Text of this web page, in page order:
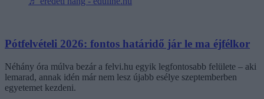
Pótfelvételi 2026: fontos határidő jár le ma éjfélkor
Néhány óra múlva bezár a felvi.hu egyik legfontosabb felülete – aki
lemarad, annak idén már nem lesz újabb esélye szeptemberben
egyetemet kezdeni.